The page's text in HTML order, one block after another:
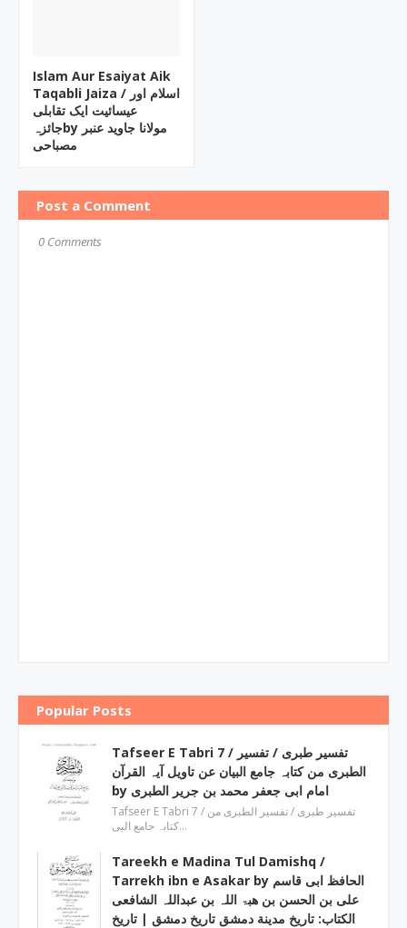
Islam Aur Esaiyat Aik
Taqabli Jaiza / اسلام اور
عیسائیت ایک تقابلی
جائزہby مولانا جاوید عنبر
مصباحی
Post a Comment
0 Comments
Popular Posts
Tafseer E Tabri 7 / تفسیر طبری / تفسیر
الطبری من کتابہ جامع البیان عن تاویل آیہ القرآن
by امام ابی جعفر محمد بن جریر الطبری
Tafseer E Tabri 7 / تفسیر طبری / تفسیر الطبری من
کتابہ جامع البی…
Tareekh e Madina Tul Damishq /
Tarrekh ibn e Asakar by الحافظ ابی قاسم
علی بن الحسن بن ھبۃ اللہ بن عبداللہ الشافعی
الكتاب: تاريخ مدينة دمشق تاريخ دمشق | تاریخ